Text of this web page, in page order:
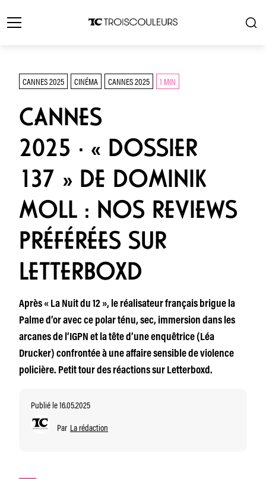
CANNES 2025 CINÉMA CANNES 2025 1 MIN
CANNES
2025 · « DOSSIER
137 » DE DOMINIK
MOLL : NOS REVIEWS
PRÉFÉRÉES SUR
LETTERBOXD
Après « La Nuit du 12 », le réalisateur français brigue la
Palme d’or avec ce polar ténu, sec, immersion dans les
arcanes de l’IGPN et la tête d’une enquêtrice (Léa
Drucker) confrontée à une affaire sensible de violence
policière. Petit tour des réactions sur Letterboxd.
Publié le 16.05.2025
Par La rédaction